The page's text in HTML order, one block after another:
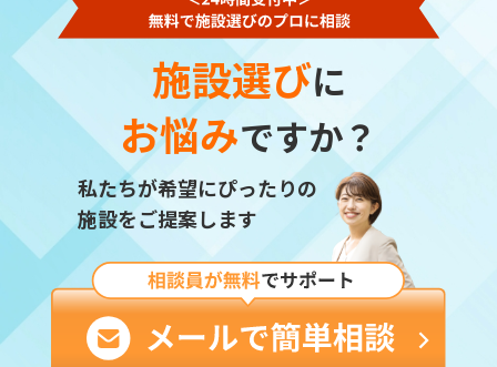
施設選びに
お悩みですか？
私たちが希望にぴったりの
施設をご提案します